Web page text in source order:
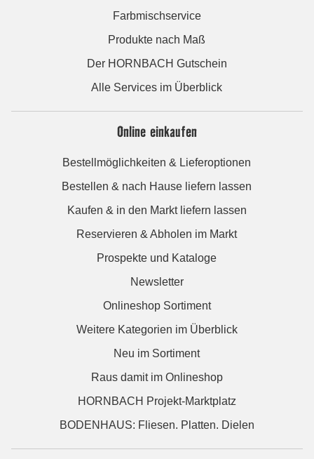
Farbmischservice
Produkte nach Maß
Der HORNBACH Gutschein
Alle Services im Überblick
Online einkaufen
Bestellmöglichkeiten & Lieferoptionen
Bestellen & nach Hause liefern lassen
Kaufen & in den Markt liefern lassen
Reservieren & Abholen im Markt
Prospekte und Kataloge
Newsletter
Onlineshop Sortiment
Weitere Kategorien im Überblick
Neu im Sortiment
Raus damit im Onlineshop
HORNBACH Projekt-Marktplatz
BODENHAUS: Fliesen. Platten. Dielen